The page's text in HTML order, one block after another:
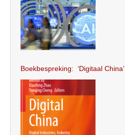
Boekbespreking: ‘Digitaal China’